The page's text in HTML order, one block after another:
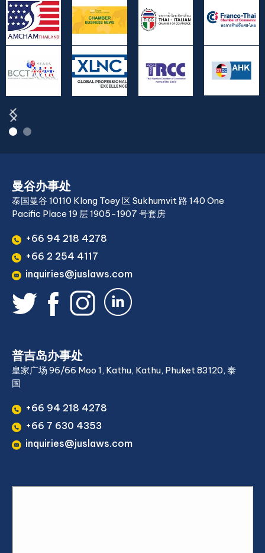
曼谷办事处
泰国曼谷 10110 Klong Toey 区 Sukhumvit 路 140 One
Pacific Place 19 层 1905-1907 号套房
+66 94 218 4278
+66 2 254 4117
inquiries@juslaws.com
普吉岛办事处
皇家广场 96/66 Moo 1, Kathu, Kathu, Phuket 83120, 泰
国
+66 94 218 4278
+66 7 630 4353
inquiries@juslaws.com